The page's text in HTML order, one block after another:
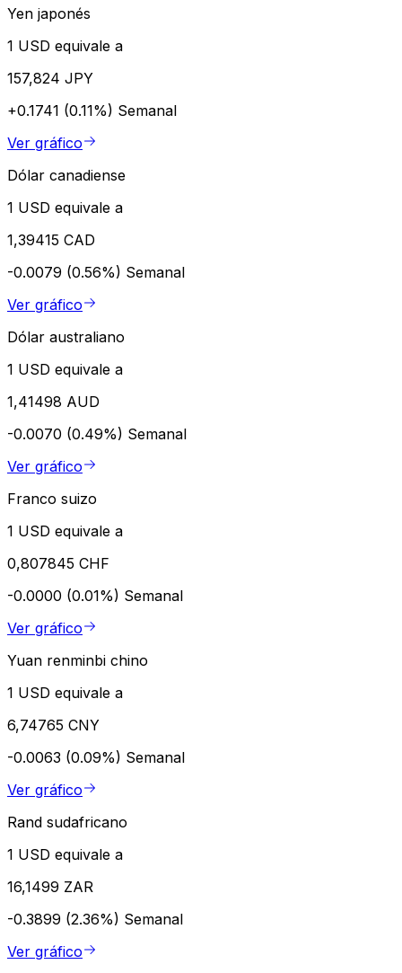
Yen japonés
1 USD equivale a
157,824 JPY
+0.1741 (0.11%) Semanal
Ver gráfico
Dólar canadiense
1 USD equivale a
1,39415 CAD
-0.0079 (0.56%) Semanal
Ver gráfico
Dólar australiano
1 USD equivale a
1,41498 AUD
-0.0070 (0.49%) Semanal
Ver gráfico
Franco suizo
1 USD equivale a
0,807845 CHF
-0.0000 (0.01%) Semanal
Ver gráfico
Yuan renminbi chino
1 USD equivale a
6,74765 CNY
-0.0063 (0.09%) Semanal
Ver gráfico
Rand sudafricano
1 USD equivale a
16,1499 ZAR
-0.3899 (2.36%) Semanal
Ver gráfico